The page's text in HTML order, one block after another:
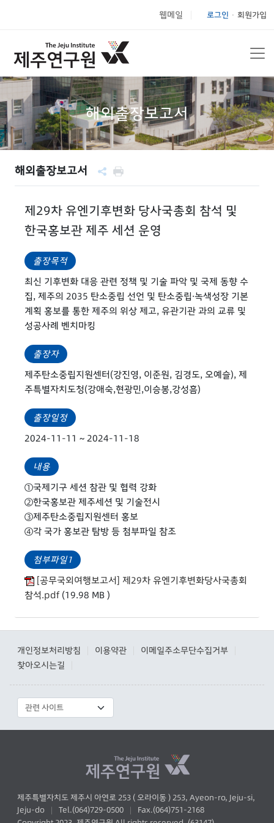
웹메일 로그인 회원가입
해외출장보고서
해외출장보고서
제29차 유엔기후변화 당사국총회 참석 및
한국홍보관 제주 세션 운영
출장목적
최신 기후변화 대응 관련 정책 및 기술 파악 및 국제 동향 수
집, 제주의 2035 탄소중립 선언 및 탄소중립·녹색성장 기본
계획 홍보를 통한 제주의 위상 제고, 유관기관 과의 교류 및
성공사례 벤치마킹
출장자
제주탄소중립지원센터(강진영, 이준원, 김경도, 오예슬), 제
주특별자치도청(강애숙,현광민,이승봉,강성흠)
출장일정
2024-11-11 ~ 2024-11-18
내용
①국제기구 세션 참관 및 협력 강화
②한국홍보관 제주세션 및 기술전시
③제주탄소중립지원센터 홍보
④각 국가 홍보관 탐방 등 첨부파일 참조
첨부파일1
[공무국외여행보고서] 제29차 유엔기후변화당사국총회
참석.pdf(19.98 MB )
개인정보처리방침 이용약관 이메일주소무단수집거부
찾아오시는길
제주특별자치도 제주시 아연로 253 ( 오라이동 ) 253, Ayeon-ro, Jeju-si,
Jeju-do
Tel.(064)729-0500
Fax.(064)751-2168